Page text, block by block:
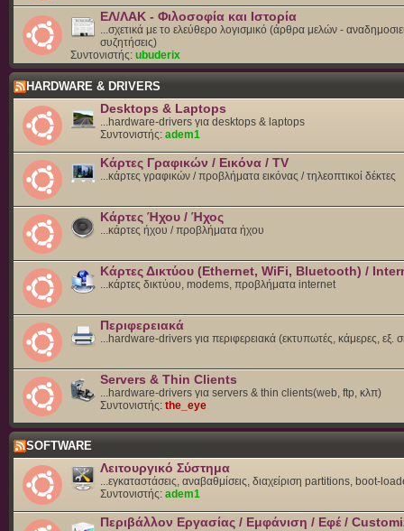
ΕΛ/ΛΑΚ - Φιλοσοφία και Ιστορία
...σχετικά με το ελεύθερο λογισμικό (άρθρα μελών -
συζητήσεις)
Συντονιστής: ubuderix
HARDWARE & DRIVERS
Desktops & Laptops
...hardware-drivers για desktops & laptops
Συντονιστής: adem1
Κάρτες Γραφικών / Εικόνα / TV
...κάρτες γραφικών / προβλήματα εικόνας / τηλεοπτικοί δέκτες
Κάρτες Ήχου / Ήχος
...κάρτες ήχου / προβλήματα ήχου
Κάρτες Δικτύου (Ethernet, WiFi, Bluetooth) /
...κάρτες δικτύου, modems, προβλήματα internet
Περιφερειακά
...hardware-drivers για περιφερειακά (εκτυπωτές, κάμερες, εξ.
Servers & Thin Clients
...hardware-drivers για servers & thin clients(web, ftp, κλπ)
Συντονιστής: the_eye
SOFTWARE
Λειτουργικό Σύστημα
...εγκαταστάσεις, αναβαθμίσεις, διαχείριση partitions, boot-
Συντονιστής: adem1
Περιβάλλον Εργασίας / Εμφάνιση / Εφέ /